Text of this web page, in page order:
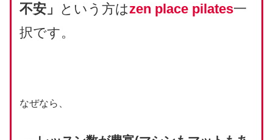
不安」 という方はzen place pilates一
択です。
なぜなら、